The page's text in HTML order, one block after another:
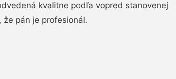
kvalitne podľa vopred stanovenej
pán je profesionál.